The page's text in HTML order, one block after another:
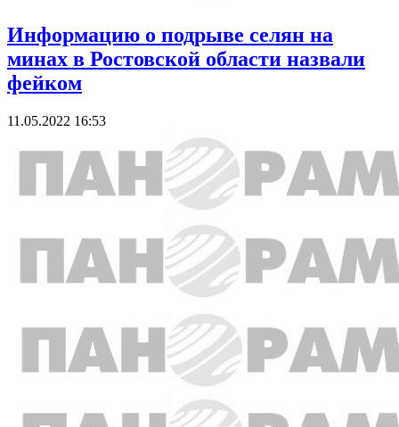
Информацию о подрыве селян на
минах в Ростовской области назвали
фейком
11.05.2022 16:53